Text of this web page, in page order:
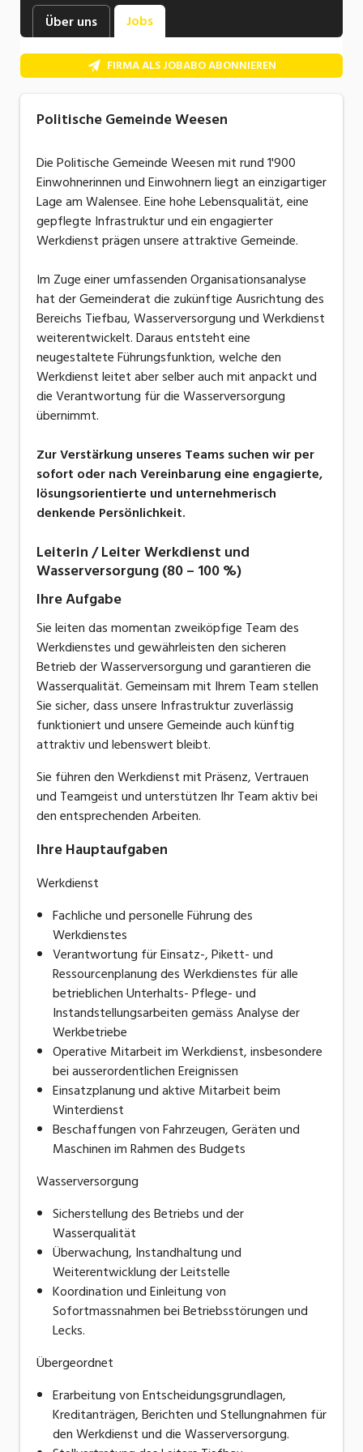
Industrie, Maschinenbau, Anlagenbau,
Produktion
Informatik, Telekommunikation
Körperpflege, Wellness
Marketing, Kommunikation, Medien, Druck
Mechanik, Elektronik, Optik, Textil (Fertigung)
Medizin, Gesundheitswesen, Pflege
Verkauf, Handel, Kundenberatung,
Aussendienst
Über uns Jobs
FIRMA ALS JOBABO ABONNIEREN
Politische Gemeinde Weesen
Die Politische Gemeinde Weesen mit rund 1'900
Einwohnerinnen und Einwohnern liegt an einzigartiger
Lage am Walensee. Eine hohe Lebensqualität, eine
gepflegte Infrastruktur und ein engagierter
Werkdienst prägen unsere attraktive Gemeinde.
Im Zuge einer umfassenden Organisationsanalyse
hat der Gemeinderat die zukünftige Ausrichtung des
Bereichs Tiefbau, Wasserversorgung und Werkdienst
weiterentwickelt. Daraus entsteht eine
neugestaltete Führungsfunktion, welche den
Werkdienst leitet aber selber auch mit anpackt und
die Verantwortung für die Wasserversorgung
übernimmt.
Zur Verstärkung unseres Teams suchen wir per
sofort oder nach Vereinbarung eine engagierte,
lösungsorientierte und unternehmerisch
denkende Persönlichkeit.
Leiterin / Leiter Werkdienst und
Wasserversorgung (80 – 100 %)
Ihre Aufgabe
Sie leiten das momentan zweiköpfige Team des
Werkdienstes und gewährleisten den sicheren
Betrieb der Wasserversorgung und garantieren die
Wasserqualität. Gemeinsam mit Ihrem Team stellen
Sie sicher, dass unsere Infrastruktur zuverlässig
funktioniert und unsere Gemeinde auch künftig
attraktiv und lebenswert bleibt.
Sie führen den Werkdienst mit Präsenz, Vertrauen
und Teamgeist und unterstützen Ihr Team aktiv bei
den entsprechenden Arbeiten.
Ihre Hauptaufgaben
Werkdienst
Fachliche und personelle Führung des
Werkdienstes
Verantwortung für Einsatz-, Pikett- und
Ressourcenplanung des Werkdienstes für alle
betrieblichen Unterhalts- Pflege- und
Instandstellungsarbeiten gemäss Analyse der
Werkbetriebe
Operative Mitarbeit im Werkdienst, insbesondere
bei ausserordentlichen Ereignissen
Einsatzplanung und aktive Mitarbeit beim
Winterdienst
Beschaffungen von Fahrzeugen, Geräten und
Maschinen im Rahmen des Budgets
Wasserversorgung
Sicherstellung des Betriebs und der
Wasserqualität
Überwachung, Instandhaltung und
Weiterentwicklung der Leitstelle
Koordination und Einleitung von
Sofortmassnahmen bei Betriebsstörungen und
Lecks.
Übergeordnet
Erarbeitung von Entscheidungsgrundlagen,
Kreditanträgen, Berichten und Stellungnahmen für
den Werkdienst und die Wasserversorgung.